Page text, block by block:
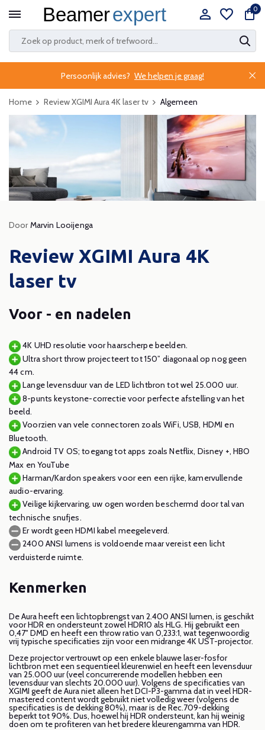
0
Persoonlijk advies? We helpen je graag!
Home Review XGIMI Aura 4K laser tv Algemeen
DoorMarvin Looijenga
Review XGIMI Aura 4K
laser tv
Voor - en nadelen
4K UHD resolutie voor haarscherpe beelden.
Ultra short throw projecteert tot 150” diagonaal op nog geen
44 cm.
Lange levensduur van de LED lichtbron tot wel 25.000 uur.
8-punts keystone-correctie voor perfecte afstelling van het
beeld.
Voorzien van vele connectoren zoals WiFi, USB, HDMI en
Bluetooth.
Android TV OS; toegang tot apps zoals Netflix, Disney +, HBO
Max en YouTube
Harman/Kardon speakers voor een een rijke, kamervullende
audio-ervaring.
Veilige kijkervaring, uw ogen worden beschermd door tal van
technische snufjes.
Er wordt geen HDMI kabel meegeleverd.
2400 ANSI lumens is voldoende maar vereist een licht
verduisterde ruimte.
Kenmerken
De Aura heeft een lichtopbrengst van 2.400 ANSI lumen, is geschikt
voor HDR en ondersteunt zowel HDR10 als HLG. Hij gebruikt een
0,47" DMD en heeft een throw ratio van 0,233:1, wat tegenwoordig
vrij typische specificaties zijn voor een midrange 4K UST-projector.
Deze projector vertrouwt op een enkele blauwe laser-fosfor
lichtbron met een sequentieel kleurenwiel en heeft een levensduur
van 25.000 uur (veel concurrerende modellen hebben een
levensduur van slechts 20.000 uur). Volgens de specificaties van
XGIMI geeft de Aura niet alleen het DCI-P3-gamma dat in veel HDR-
mastered content wordt gebruikt niet volledig weer (volgens de
specificaties is de dekking 80%), maar is de Rec.709-dekking
beperkt tot 90%. Dus, hoewel hij HDR ondersteunt, kan hij weinig
doen om te profiteren van het bredere kleurengamma van HDR.